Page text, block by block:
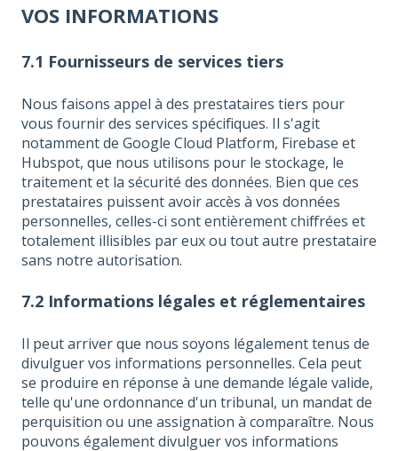
VOS INFORMATIONS
7.1 Fournisseurs de services tiers
Nous faisons appel à des prestataires tiers pour
vous fournir des services spécifiques. Il s'agit
notamment de Google Cloud Platform, Firebase et
Hubspot, que nous utilisons pour le stockage, le
traitement et la sécurité des données. Bien que ces
prestataires puissent avoir accès à vos données
personnelles, celles-ci sont entièrement chiffrées et
totalement illisibles par eux ou tout autre prestataire
sans notre autorisation.
7.2 Informations légales et réglementaires
Il peut arriver que nous soyons légalement tenus de
divulguer vos informations personnelles. Cela peut
se produire en réponse à une demande légale valide,
telle qu'une ordonnance d'un tribunal, un mandat de
perquisition ou une assignation à comparaître. Nous
pouvons également divulguer vos informations